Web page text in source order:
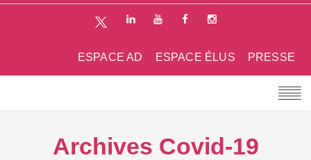
PRESSE
ESPACE ÉLUS
ESPACE AD
Archives Covid-19